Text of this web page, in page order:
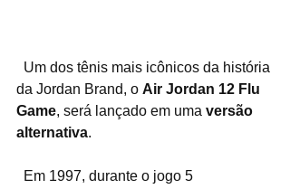
da Jordan Brand, o Air Jordan 12 Flu
Game, será lançado em uma versão
alternativa.